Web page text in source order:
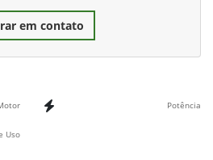
em contato
Potência
Uso